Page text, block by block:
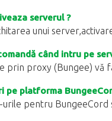
serverul ?
unui
când intru pe
prin proxy (Bungee) vă
pe platforma
urile pentru